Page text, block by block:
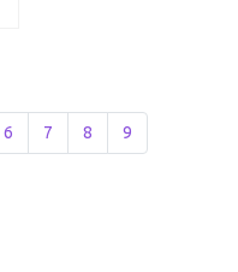
6 7 8 9